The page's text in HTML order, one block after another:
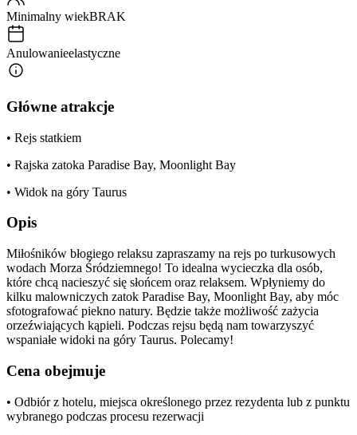
Minimalny wiekBRAK
Anulowanieelastyczne
Główne atrakcje
• Rejs statkiem
• Rajska zatoka Paradise Bay, Moonlight Bay
• Widok na góry Taurus
Opis
Miłośników błogiego relaksu zapraszamy na rejs po turkusowych
wodach Morza Śródziemnego! To idealna wycieczka dla osób,
które chcą nacieszyć się słońcem oraz relaksem. Wpłyniemy do
kilku malowniczych zatok Paradise Bay, Moonlight Bay, aby móc
sfotografować piekno natury. Będzie także możliwość zażycia
orzeźwiających kąpieli. Podczas rejsu będą nam towarzyszyć
wspaniałe widoki na góry Taurus. Polecamy!
Cena obejmuje
• Odbiór z hotelu, miejsca określonego przez rezydenta lub z punktu
wybranego podczas procesu rezerwacji